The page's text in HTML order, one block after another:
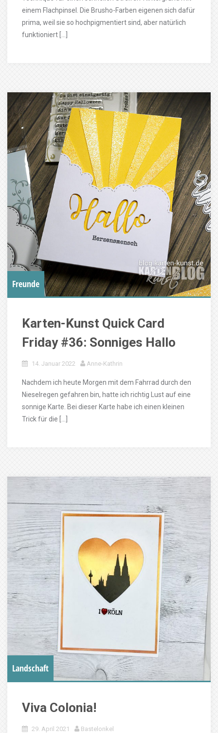
einem Flachpinsel. Die Brusho-Farben eigenen sich dafür
prima, weil sie so hochpigmentiert sind, aber natürlich
funktioniert […]
Freunde
Karten-Kunst Quick Card
Friday #36: Sonniges Hallo
14. Januar 2022 Anne-Kathrin
Nachdem ich heute Morgen mit dem Fahrrad durch den
Nieselregen gefahren bin, hatte ich richtig Lust auf eine
sonnige Karte. Bei dieser Karte habe ich einen kleinen
Trick für die […]
Landschaft
Viva Colonia!
29. April 2021 Bastelonkel